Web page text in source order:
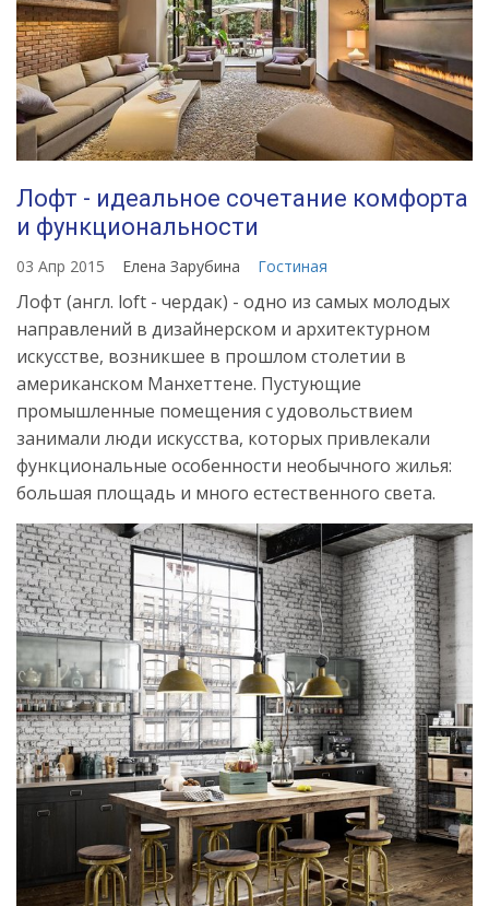
Лофт - идеальное сочетание комфорта
и функциональности
03 Апр 2015 Елена Зарубина Гостиная
Лофт (англ. loft - чердак) - одно из самых молодых
направлений в дизайнерском и архитектурном
искусстве, возникшее в прошлом столетии в
американском Манхеттене. Пустующие
промышленные помещения с удовольствием
занимали люди искусства, которых привлекали
функциональные особенности необычного жилья:
большая площадь и много естественного света.